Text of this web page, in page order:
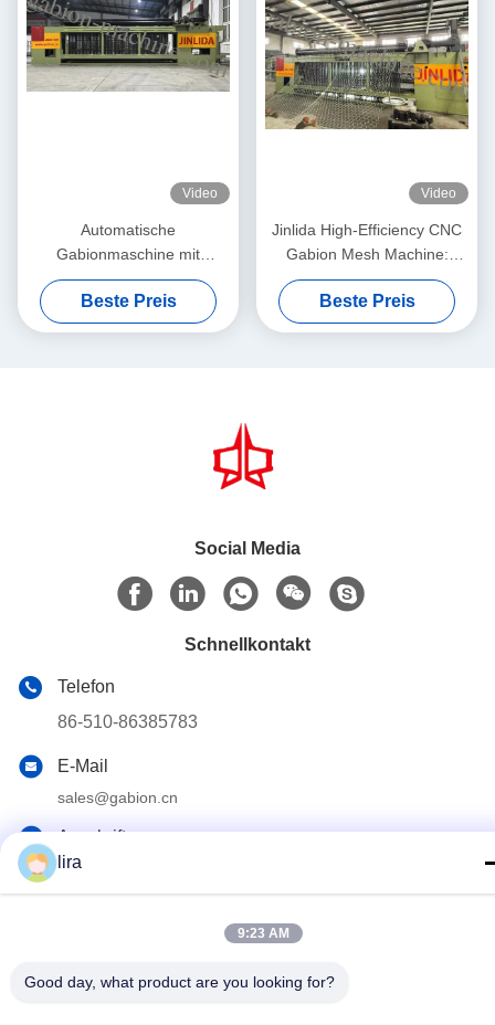
Video
Automatische
Gabionmaschine mit
servodriven
Präzisionsnetzmacher 5,3m
Max. Breite
Beste Preis
Video
Jinlida High-Efficiency CNC
Gabion Mesh Machine:
Perfect Combination of Fast
Output and Precision
Weaving to Boost
Beste Preis
Social Media
Schnellkontakt
Telefon
86-510-86385783
E-Mail
sales@gabion.cn
Anschrift
No.102, Yungu-Straße, Zhutang-Stadt, Jiangyin-Stadt,
Gute Qualität Chinas Gabionen-Maschine Lieferant. Copyright-©
lira
9:23 AM
Good day, what product are you looking for?